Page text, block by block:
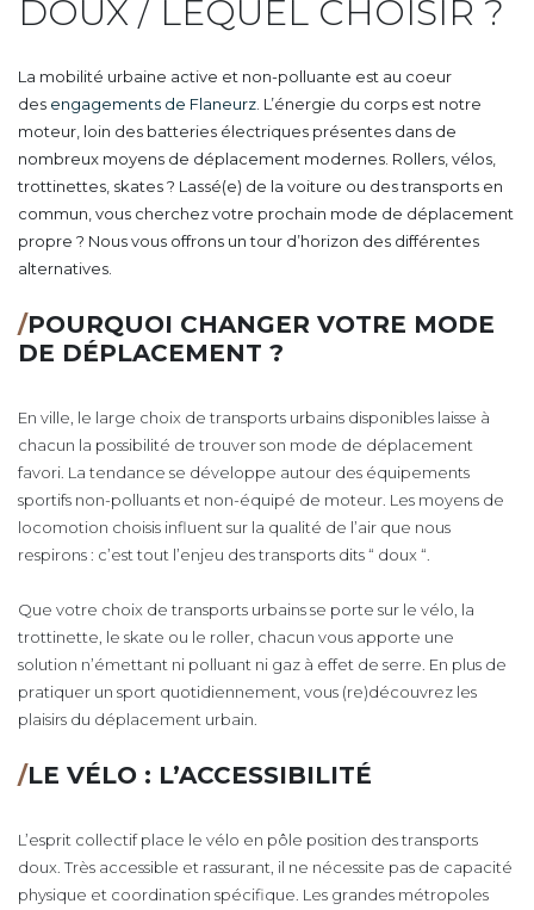
DOUX / LEQUEL CHOISIR ?
La mobilité urbaine active et non-polluante est au coeur
des engagements de Flaneurz . L’énergie du corps est notre
moteur, loin des batteries électriques présentes dans de
nombreux moyens de déplacement modernes. Rollers, vélos,
trottinettes, skates ? Lassé(e) de la voiture ou des transports en
commun, vous cherchez votre prochain mode de déplacement
propre ? Nous vous offrons un tour d’horizon des différentes
alternatives.
/POURQUOI CHANGER VOTRE MODE
DE DÉPLACEMENT ?
En ville, le large choix de transports urbains disponibles laisse à
chacun la possibilité de trouver son mode de déplacement
favori. La tendance se développe autour des équipements
sportifs non-polluants et non-équipé de moteur. Les moyens de
locomotion choisis influent sur la qualité de l’air que nous
respirons : c’est tout l’enjeu des transports dits “ doux “.
Que votre choix de transports urbains se porte sur le vélo, la
trottinette, le skate ou le roller, chacun vous apporte une
solution n’émettant ni polluant ni gaz à effet de serre. En plus de
pratiquer un sport quotidiennement, vous (re)découvrez les
plaisirs du déplacement urbain.
/LE VÉLO : L’ACCESSIBILITÉ
L’esprit collectif place le vélo en pôle position des transports
doux. Très accessible et rassurant, il ne nécessite pas de capacité
physique et coordination spécifique. Les grandes métropoles